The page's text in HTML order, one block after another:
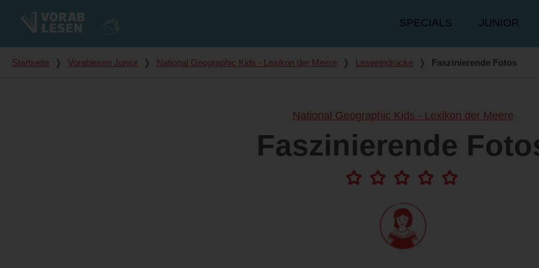
Hauptmenü
SPECIALS JUNIOR
Du bist hier
Startseite ❭ Vorablesen Junior ❭ National Geographic Kids - Lexikon der Meere ❭ Leseeindrücke ❭ Faszinierende Fotos
National Geographic Kids - Lexikon der Meere
Faszinierende